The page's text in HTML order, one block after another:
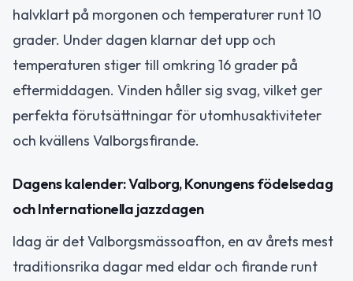
halvklart på morgonen och temperaturer runt 10
grader. Under dagen klarnar det upp och
temperaturen stiger till omkring 16 grader på
eftermiddagen. Vinden håller sig svag, vilket ger
perfekta förutsättningar för utomhusaktiviteter
och kvällens Valborgsfirande.
Dagens kalender: Valborg, Konungens födelsedag
och Internationella jazzdagen
Idag är det Valborgsmässoafton, en av årets mest
traditionsrika dagar med eldar och firande runt